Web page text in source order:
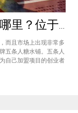
五条人糖水铺加盟总部在哪里？位于福建厦门欢迎大家前来考察
而且市场上出现非常多
五条人糖水铺。五条人
自己加盟项目的创业者
大家前来考察。五条